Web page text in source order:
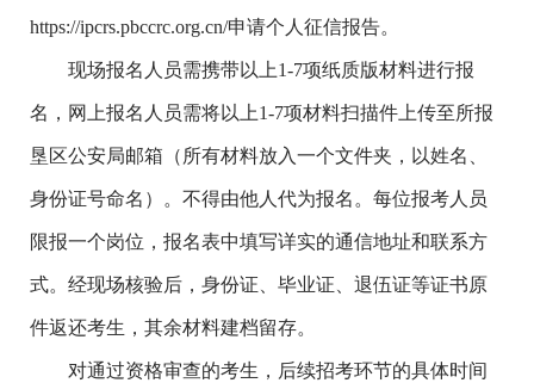
https://ipcrs.pbccrc.org.cn/申请个人征信报告。
现场报名人员需携带以上1-7项纸质版材料进行报
名，网上报名人员需将以上1-7项材料扫描件上传至所报
垦区公安局邮箱（所有材料放入一个文件夹，以姓名、
身份证号命名）。不得由他人代为报名。每位报考人员
限报一个岗位，报名表中填写详实的通信地址和联系方
式。经现场核验后，身份证、毕业证、退伍证等证书原
件返还考生，其余材料建档留存。
对通过资格审查的考生，后续招考环节的具体时间